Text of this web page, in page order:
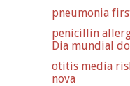
pneumonia
penicillin
Dia mundial
otitis media
nova